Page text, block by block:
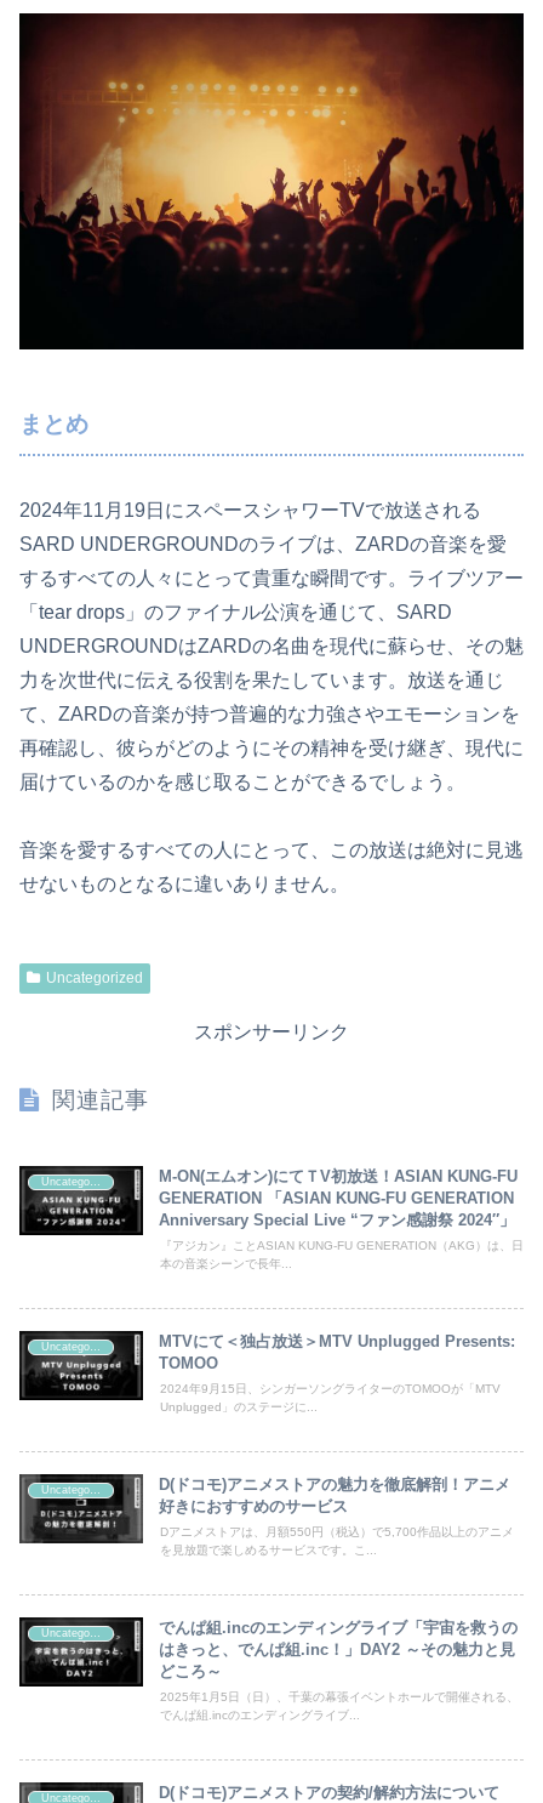
まとめ
2024年11月19日にスペースシャワーTVで放送される
SARD UNDERGROUNDのライブは、ZARDの音楽を愛
するすべての人々にとって貴重な瞬間です。ライブツアー
「tear drops」のファイナル公演を通じて、SARD
UNDERGROUNDはZARDの名曲を現代に蘇らせ、その魅
力を次世代に伝える役割を果たしています。放送を通じ
て、ZARDの音楽が持つ普遍的な力強さやエモーションを
再確認し、彼らがどのようにその精神を受け継ぎ、現代に
届けているのかを感じ取ることができるでしょう。
音楽を愛するすべての人にとって、この放送は絶対に見逃
せないものとなるに違いありません。
Uncategorized
スポンサーリンク
関連記事
Uncategorized
M-ON(エムオン)にてＴV初放送！ASIAN KUNG-FU
GENERATION 「ASIAN KUNG-FU GENERATION
Anniversary Special Live “ファン感謝祭 2024″」
『アジカン』ことASIAN KUNG-FU GENERATION（AKG）は、日
本の音楽シーンで長年...
MTVにて＜独占放送＞MTV Unplugged Presents:
TOMOO
2024年9月15日、シンガーソングライターのTOMOOが「MTV
Unplugged」のステージに...
D(ドコモ)アニメストアの魅力を徹底解剖！アニメ
好きにおすすめのサービス
Dアニメストアは、月額550円（税込）で5,700作品以上のアニメ
を見放題で楽しめるサービスです。こ...
でんぱ組.incのエンディングライブ「宇宙を救うの
はきっと、でんぱ組.inc！」DAY2 ～その魅力と見
どころ～
2025年1月5日（日）、千葉の幕張イベントホールで開催される、
でんぱ組.incのエンディングライブ...
D(ドコモ)アニメストアの契約/解約方法について